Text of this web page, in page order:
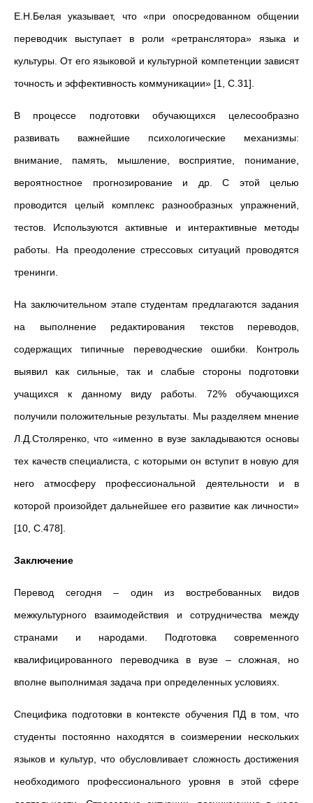
Е.Н.Белая указывает, что «при опосредованном общении
переводчик выступает в роли «ретранслятора» языка и
культуры. От его языковой и культурной компетенции зависят
точность и эффективность коммуникации» [1, C.31].
В процессе подготовки обучающихся целесообразно
развивать важнейшие психологические механизмы:
внимание, память, мышление, восприятие, понимание,
вероятностное прогнозирование и др. С этой целью
проводится целый комплекс разнообразных упражнений,
тестов. Используются активные и интерактивные методы
работы. На преодоление стрессовых ситуаций проводятся
тренинги.
На заключительном этапе студентам предлагаются задания
на выполнение редактирования текстов переводов,
содержащих типичные переводческие ошибки. Контроль
выявил как сильные, так и слабые стороны подготовки
учащихся к данному виду работы. 72% обучающихся
получили положительные результаты. Мы разделяем мнение
Л.Д.Столяренко, что «именно в вузе закладываются основы
тех качеств специалиста, с которыми он вступит в новую для
него атмосферу профессиональной деятельности и в
которой произойдет дальнейшее его развитие как личности»
[10, С.478].
Заключение
Перевод сегодня – один из востребованных видов
межкультурного взаимодействия и сотрудничества между
странами и народами. Подготовка современного
квалифицированного переводчика в вузе – сложная, но
вполне выполнимая задача при определенных условиях.
Специфика подготовки в контексте обучения ПД в том, что
студенты постоянно находятся в соизмерении нескольких
языков и культур, что обусловливает сложность достижения
необходимого профессионального уровня в этой сфере